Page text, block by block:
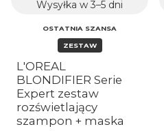
Wysyłka w 3–5 dni
OSTATNIA SZANSA
ZESTAW
L'OREAL
BLONDIFIER Serie
Expert zestaw
rozświetlający
szampon + maska